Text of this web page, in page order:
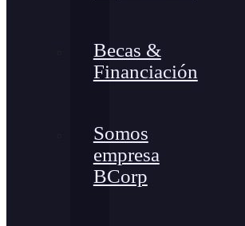
Becas &
Financiación
Somos
empresa
BCorp